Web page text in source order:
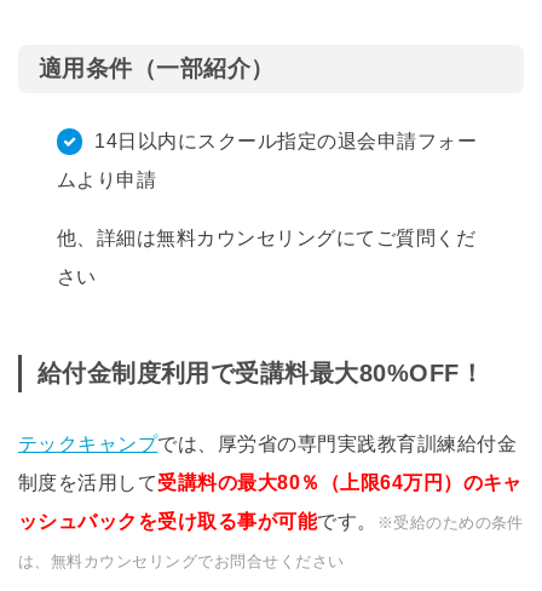
適用条件（一部紹介）
14日以内にスクール指定の退会申請フォー
ムより申請
他、詳細は無料カウンセリングにてご質問くだ
さい
給付金制度利用で受講料最大80%OFF！
テックキャンプでは、厚労省の専門実践教育訓練給付金
制度を活用して受講料の最大80％（上限64万円）のキャ
ッシュバックを受け取る事が可能です。 ※受給のための条件
は、無料カウンセリングでお問合せください